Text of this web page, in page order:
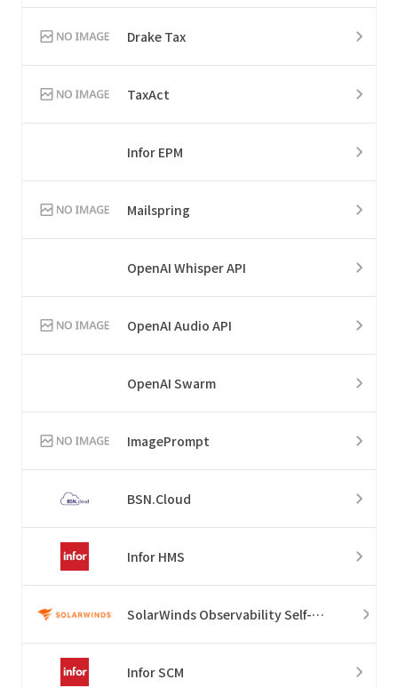
Drake Tax
TaxAct
Infor EPM
Mailspring
OpenAI Whisper API
OpenAI Audio API
OpenAI Swarm
ImagePrompt
BSN.Cloud
Infor HMS
SolarWinds Observability Self-Hosted
Infor SCM